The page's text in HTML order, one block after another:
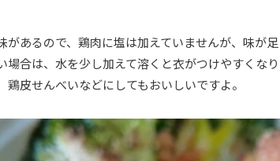
があるので、鶏肉に塩は加えていませんが、味が
場合は、水を少し加えて溶くと衣がつけやすくなり
鶏皮せんべいなどにしてもおいしいですよ。